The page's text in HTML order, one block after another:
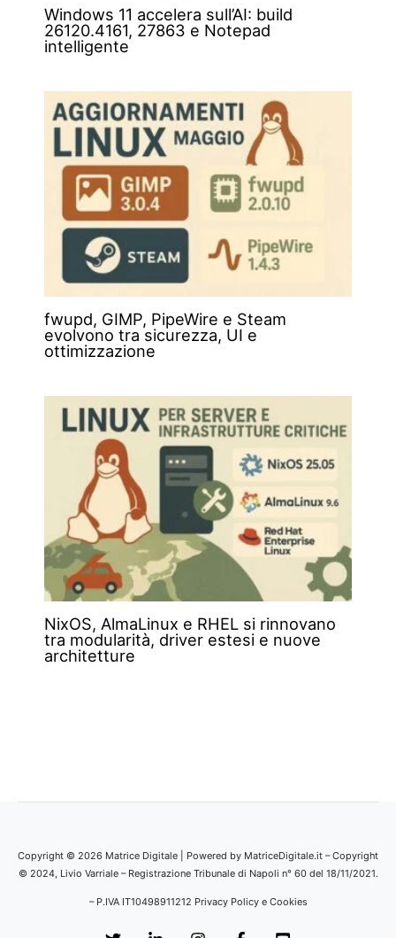
Windows 11 accelera sull’AI: build
26120.4161, 27863 e Notepad
intelligente
fwupd, GIMP, PipeWire e Steam
evolvono tra sicurezza, UI e
ottimizzazione
NixOS, AlmaLinux e RHEL si rinnovano
tra modularità, driver estesi e nuove
architetture
Copyright © 2026 Matrice Digitale | Powered by MatriceDigitale.it – Copyright
© 2024, Livio Varriale – Registrazione Tribunale di Napoli n° 60 del 18/11/2021.
– P.IVA IT10498911212 Privacy Policy e Cookies